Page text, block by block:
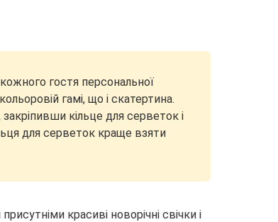
гостя персональної
гамі, що і скатертина.
кільце для серветок і
для серветок краще взяти
красиві новорічні свічки і